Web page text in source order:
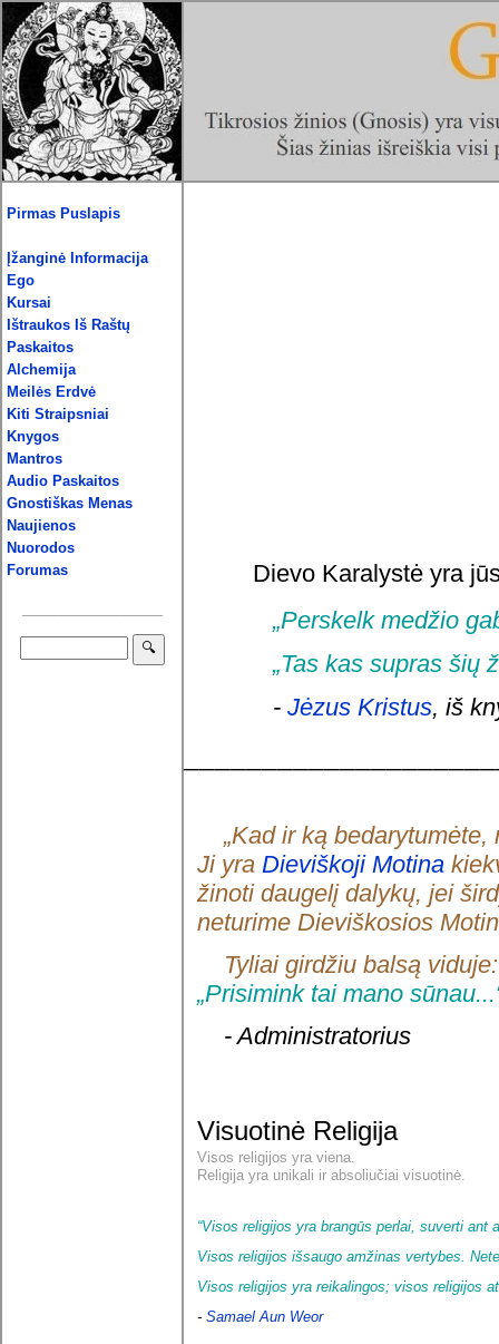
Pirmas Puslapis
Įžanginė Informacija
Ego
Kursai
Ištraukos Iš Raštų
Paskaitos
Alchemija
Meilės Erdvė
Kiti Straipsniai
Knygos
Mantros
Audio Paskaitos
Gnostiškas Menas
Naujienos
Nuorodos
Forumas
Dievo Karalystė yra
„Perskelk medžio
„Tas kas supras šių
- Jėzus Kristus, iš
„Kad ir ką
Ji yra Dieviškoji Motina
žinoti daugelį dalykų, jei
neturime Dieviškosios
Tyliai girdžiu balsą
„Prisimink tai mano
- Administratorius
Visuotinė Religija
Visos religijos yra viena.
Religija yra unikali ir absoliučiai visuotinė.
“Visos religijos yra brangūs perlai, suverti ant
Visos religijos išsaugo amžinas vertybes.
Visos religijos yra reikalingos; visos religijos
- Samael Aun Weor